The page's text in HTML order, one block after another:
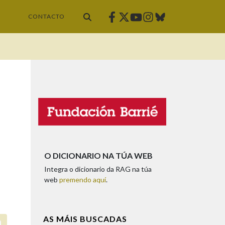
CONTACTO Facebook
Twitter
Youtube
Instagram
Bluesky
O DICIONARIO NA TÚA WEB
Integra o dicionario da RAG na túa
web premendo aquí.
AS MÁIS BUSCADAS